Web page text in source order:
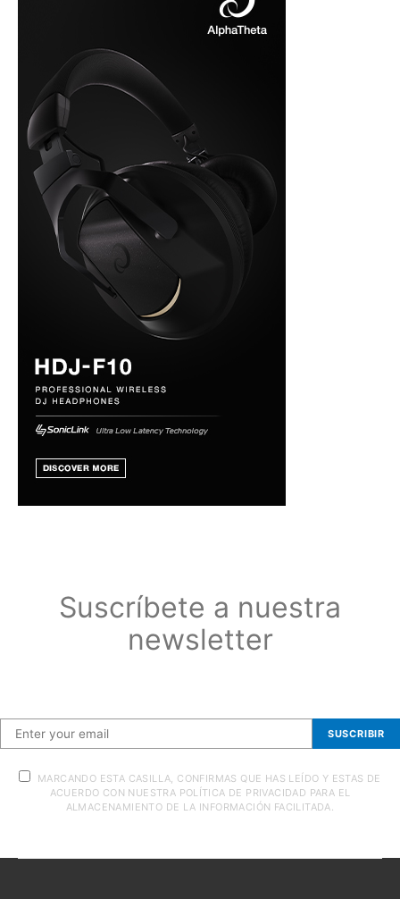
Suscríbete a nuestra
newsletter
SUSCRIBIR
MARCANDO ESTA CASILLA, CONFIRMAS QUE HAS LEÍDO Y ESTAS DE
ACUERDO CON NUESTRA POLÍTICA DE PRIVACIDAD PARA EL
ALMACENAMIENTO DE LA INFORMACIÓN FACILITADA.